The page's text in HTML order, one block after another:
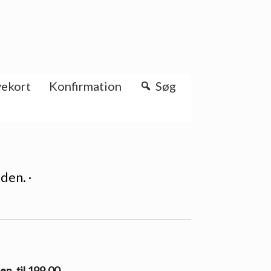
Konfirmation Søg
·